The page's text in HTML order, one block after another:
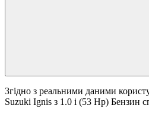
Згідно з реальними даними
Suzuki Ignis з 1.0 i (53 Hp) Бензин